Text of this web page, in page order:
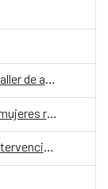
Presentación de escritura y textos del «Taller de autobiografía para mujeres 70+»
Presentación de libro «Africanas y otras mujeres racializadas»
Taller «Archivos familiares: memoria e intervención»